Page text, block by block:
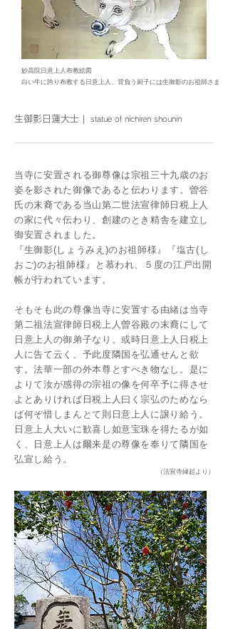
​妙高院日意上人布教絵図
白い牛に跨り布教する日意上人、背負う厨子には生御影のお祖師さま
当寺に安置される御尊像は宗祖三十九歳のお
姿を影された御像であると伝わります。曽谷
氏の末裔である当山第二世法宣律師日税上人
の家に代々伝わり、創建のとき精舎を建立し
御安置されました。
『生御影(しょうみえ)のお祖師様』『塩古(し
おご)のお祖師様』と慕われ、５度の江戸出開
帳が行われています。
そもそも此の尊像当寺に安置する由緒は当寺
第二祖法宣律師日税上人曽谷殿の末裔にして
日意上人の御弟子なり。或時日意上人日税上
人に告て云く、予此度隣国を弘通せんと欲
す。法華一部の外本尊とすべき物なし。是に
よりて汝が感得の宗祖の像を何卒予に得させ
よとありければ日税上人曰く宗弘のためなら
ば何ぞ惜しまんとて則日意上人に譲り給う。
日意上人大いに歓喜し如意宝珠を得たるが如
く、日意上人は爾来是の尊像を奉りて隣国を
弘宣し給う。
生御影日蓮大士 ｜ statue of nichiren shounin
​（法宣寺縁起より）